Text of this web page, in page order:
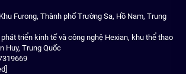
Furong, Thành phố Trường Sa, Hồ Nam, Trung
triển kinh tế và công nghệ Hexian, khu thể thao
Huy, Trung Quốc